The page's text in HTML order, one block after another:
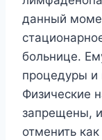
данный
больнице.
процедуры и
Физические
запрещены,
отменить